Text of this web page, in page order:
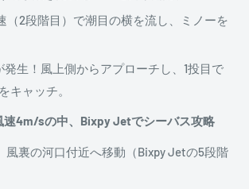
（2段階目）で潮目の横を流し、ミノーを
発生！風上側からアプローチし、1投目で
キャッチ。
速4m/sの中、Bixpy Jetでシーバス攻略
風裏の河口付近へ移動（Bixpy Jetの5段階